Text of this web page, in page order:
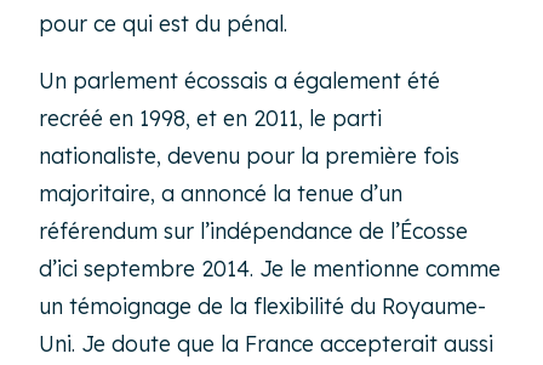
pour ce qui est du pénal.
Un parlement écossais a également été
recréé en 1998, et en 2011, le parti
nationaliste, devenu pour la première fois
majoritaire, a annoncé la tenue d’un
référendum sur l’indépendance de l’Écosse
d’ici septembre 2014. Je le mentionne comme
un témoignage de la flexibilité du Royaume-
Uni. Je doute que la France accepterait aussi